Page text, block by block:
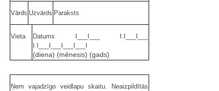
Vārds Uzvārds Paraksts
Vieta
Datums I___I___ I.I___I___
I.I___I___I___I___I
(diena) (mēnesis) (gads)
Ņem vajadzīgo veidlapu skaitu. Neaizpildītās